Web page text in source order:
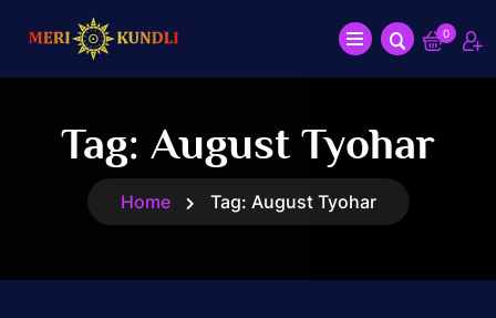
0
Tag: August Tyohar
Home Tag: August Tyohar